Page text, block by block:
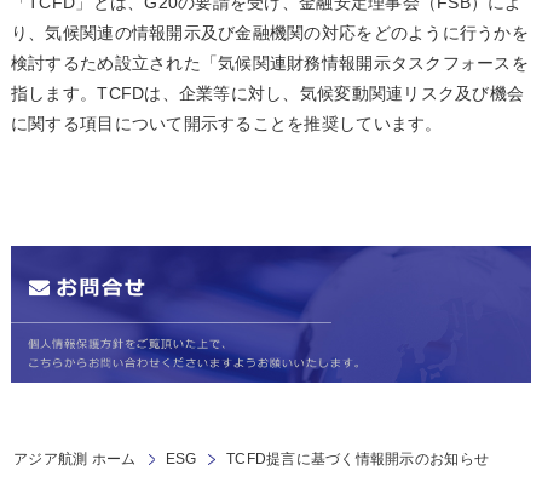
り、気候関連の情報開示及び金融機関の対応をどのように行うかを
検討するため設立された「気候関連財務情報開示タスクフォースを
指します。TCFDは、企業等に対し、気候変動関連リスク及び機会
に関する項目について開示することを推奨しています。
アジア航測 ホーム ESG TCFD提言に基づく情報開示のお知らせ